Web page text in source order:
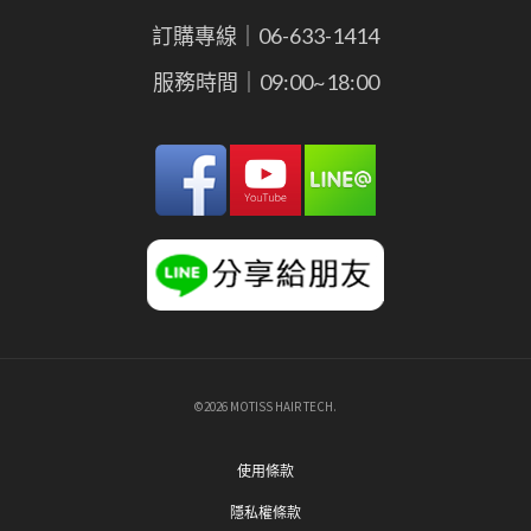
訂購專線｜06-633-1414
服務時間｜09:00~18:00
©2026 MOTISS HAIR TECH.
使用條款
隱私權條款